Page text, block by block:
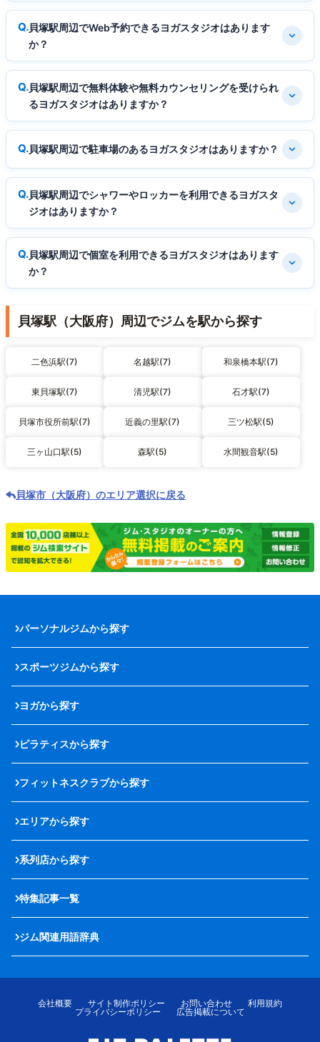
貝塚駅周辺でWeb予約できるヨガスタジオはあります
か？
貝塚駅周辺で無料体験や無料カウンセリングを受けられ
るヨガスタジオはありますか？
貝塚駅周辺で駐車場のあるヨガスタジオはありますか？
貝塚駅周辺でシャワーやロッカーを利用できるヨガスタ
ジオはありますか？
貝塚駅周辺で個室を利用できるヨガスタジオはあります
か？
貝塚駅（大阪府）周辺でジムを駅から探す
二色浜駅(7) 名越駅(7) 和泉橋本駅(7)
東貝塚駅(7) 清児駅(7) 石才駅(7)
貝塚市役所前駅(7) 近義の里駅(7) 三ツ松駅(5)
三ヶ山口駅(5) 森駅(5) 水間観音駅(5)
貝塚市（大阪府）のエリア選択に戻る
パーソナルジムから探す
スポーツジムから探す
ヨガから探す
ピラティスから探す
フィットネスクラブから探す
エリアから探す
系列店から探す
特集記事一覧
ジム関連用語辞典
会社概要 サイト制作ポリシー お問い合わせ
利用規約
プライバシーポリシー
広告掲載について